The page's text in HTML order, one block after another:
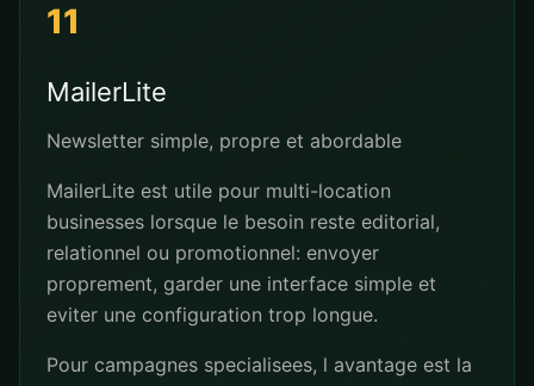
11
MailerLite
Newsletter simple, propre et abordable
MailerLite est utile pour multi-location
businesses lorsque le besoin reste editorial,
relationnel ou promotionnel: envoyer
proprement, garder une interface simple et
eviter une configuration trop longue.
Pour campagnes specialisees, l avantage est la